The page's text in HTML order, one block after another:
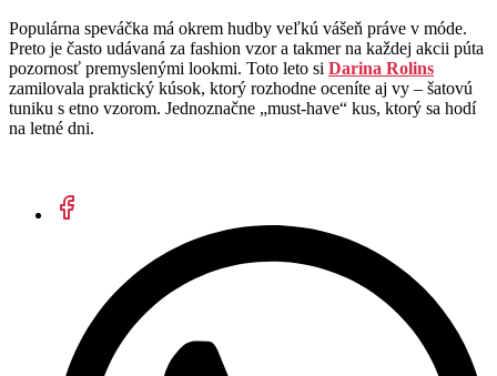
Populárna speváčka má okrem hudby veľkú vášeň práve v móde.
Preto je často udávaná za fashion vzor a takmer na každej akcii púta
pozornosť premyslenými lookmi. Toto leto si Darina Rolins
zamilovala praktický kúsok, ktorý rozhodne oceníte aj vy – šatovú
tuniku s etno vzorom. Jednoznačne „must-have“ kus, ktorý sa hodí
na letné dni.